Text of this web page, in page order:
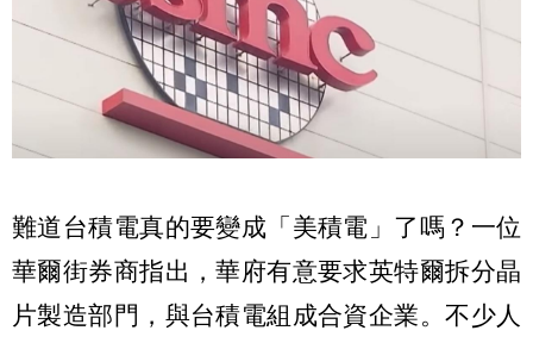
難道台積電真的要變成「美積電」了嗎？一位
華爾街券商指出，華府有意要求英特爾拆分晶
片製造部門，與台積電組成合資企業。不少人